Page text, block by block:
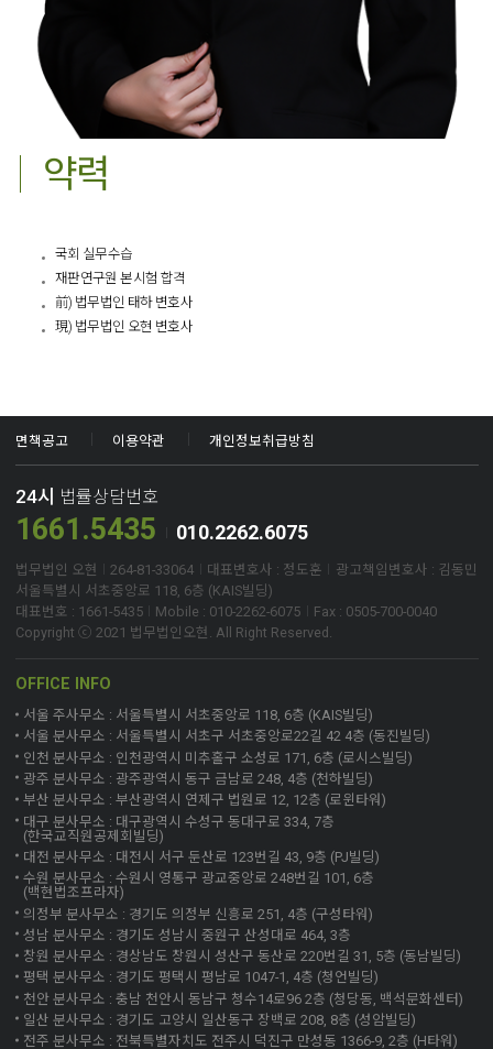
약력
국회 실무수습
재판연구원 본시험 합격
前) 법무법인 태하 변호사
現) 법무법인 오현 변호사
면책공고 이용약관 개인정보취급방침
24시 법률상담번호
1661.5435 010.2262.6075
법무법인 오현 264-81-33064 대표변호사 : 정도훈
광고책임변호사 : 김동민
서울특별시 서초중앙로 118, 6층 (KAIS빌딩)
대표번호 : 1661-5435
Mobile : 010-2262-6075
Fax : 0505-700-0040
Copyright ⓒ 2021 법무법인오현. All Right Reserved.
OFFICE INFO
서울 주사무소 : 서울특별시 서초중앙로 118, 6층 (KAIS빌딩)
서울 분사무소 : 서울특별시 서초구 서초중앙로22길 42 4층 (동진빌딩)
인천 분사무소 : 인천광역시 미추홀구 소성로 171, 6층 (로시스빌딩)
광주 분사무소 : 광주광역시 동구 금남로 248, 4층 (천하빌딩)
부산 분사무소 : 부산광역시 연제구 법원로 12, 12층 (로윈타워)
대구 분사무소 : 대구광역시 수성구 동대구로 334, 7층
(한국교직원공제회빌딩)
대전 분사무소 : 대전시 서구 둔산로 123번길 43, 9층 (PJ빌딩)
수원 분사무소 : 수원시 영통구 광교중앙로 248번길 101, 6층
(백현법조프라자)
의정부 분사무소 : 경기도 의정부 신흥로 251, 4층 (구성타워)
성남 분사무소 : 경기도 성남시 중원구 산성대로 464, 3층
창원 분사무소 : 경상남도 창원시 성산구 동산로 220번길 31, 5층 (동남빌딩)
평택 분사무소 : 경기도 평택시 평남로 1047-1, 4층 (청언빌딩)
천안 분사무소 : 충남 천안시 동남구 청수14로96 2층 (청당동, 백석문화센터)
일산 분사무소 : 경기도 고양시 일산동구 장백로 208, 8층 (성암빌딩)
전주 분사무소 : 전북특별자치도 전주시 덕진구 만성동 1366-9, 2층 (H타워)